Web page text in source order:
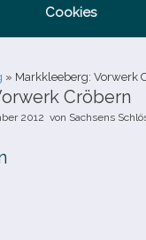
Cookies
» Markkleeberg: Vorwerk
Cröbern
2012 von Sachsens